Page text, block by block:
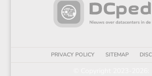
PRIVACY POLICY SITEMAP